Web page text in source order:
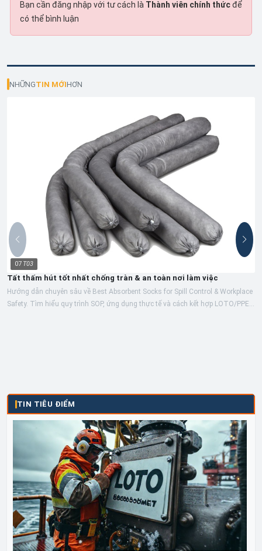
Bạn cần đăng nhập với tư cách là Thành viên chính thứcđể
có thể bình luận
NHỮNGTIN MỚIHƠN
07 T03
Tất thấm hút tốt nhất chống tràn & an toàn nơi làm việc
Hướng dẫn chuyên sâu về Best Absorbent Socks for Spill Control & Workplace
Safety. Tìm hiểu quy trình SOP, ứng dụng thực tế và cách kết hợp LOTO/PPE...
TIN TIÊU ĐIỂM